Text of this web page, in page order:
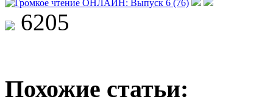
6205
Похожие статьи: